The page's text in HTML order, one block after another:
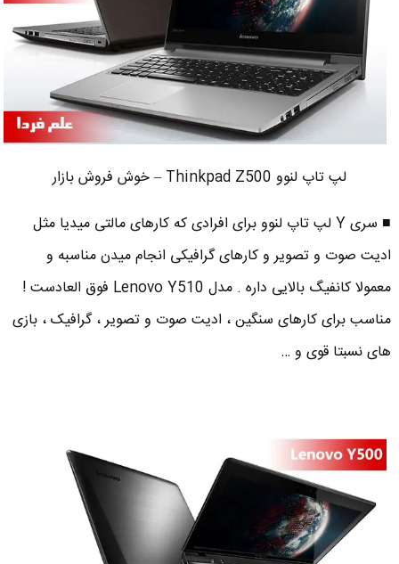
لپ تاپ لنوو Thinkpad Z500 – خوش فروش بازار
■ سری Y لپ تاپ لنوو برای افرادی که کارهای مالتی میدیا مثل
ادیت صوت و تصویر و کارهای گرافیکی انجام میدن مناسبه و
معمولا کانفیگ بالایی داره . مدل Lenovo Y510 فوق العادست !
مناسب برای کارهای سنگین ، ادیت صوت و تصویر ، گرافیک ، بازی
های نسبتا قوی و …